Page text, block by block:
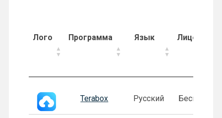
Лого Программа Язык Лицензия
Лого Программа Язык Лицензия
Terabox Русский Бесплатная